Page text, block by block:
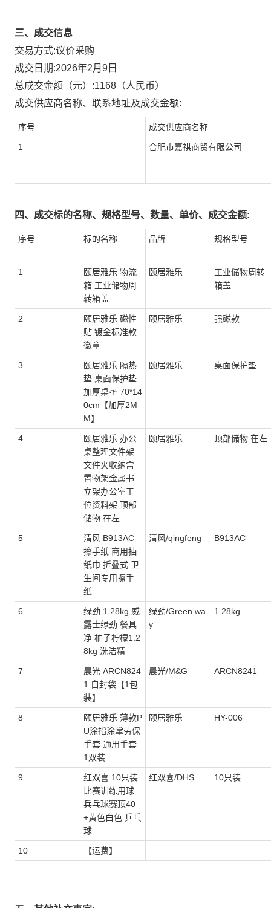
三、成交信息
交易方式:议价采购
成交日期:2026年2月9日
总成交金额（元）:1168 （人民币）
成交供应商名称、联系地址及成交金额:
序号 成交供应商名称
1 合肥市嘉祺商贸有限公司
四、成交标的名称、规格型号、数量、单价、成交金额:
序号 标的名称 品牌 规格型号
1
颐居雅乐 物流
箱 工业储物周
转箱盖
颐居雅乐
工业储物周转
箱盖
2
颐居雅乐 磁性
贴 镀金标准款
徽章
颐居雅乐 强磁款
3
颐居雅乐 隔热
垫 桌面保护垫
加厚桌垫 70*14
0cm【加厚2M
M】
颐居雅乐 桌面保护垫
4
颐居雅乐 办公
桌整理文件架
文件夹收纳盒
置物架金属书
立架办公室工
位资料架 顶部
储物 在左
颐居雅乐 顶部储物 在左
5
清风 B913AC
擦手纸 商用抽
纸巾 折叠式 卫
生间专用擦手
纸
清风/qingfeng B913AC
6
绿劲 1.28kg 威
露士绿劲 餐具
净 柚子柠檬1.2
8kg 洗洁精
绿劲/Green wa
y
1.28kg
7
晨光 ARCN824
1 自封袋【1包
装】
晨光/M&G ARCN8241
8
颐居雅乐 薄款P
U涂指涂掌劳保
手套 通用手套
1双装
颐居雅乐 HY-006
9
红双喜 10只装
比赛训练用球
兵乓球赛顶40
+黄色白色 乒乓
球
红双喜/DHS 10只装
10 【运费】